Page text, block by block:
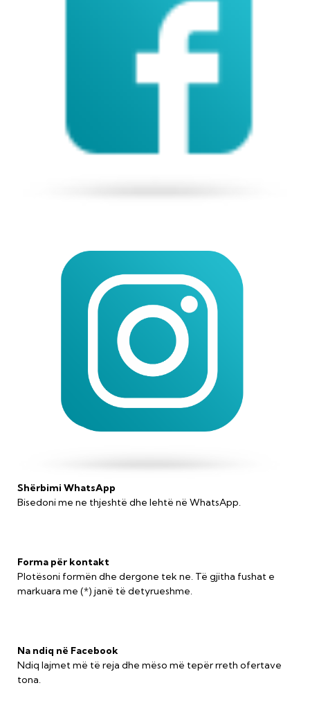
Shërbimi WhatsApp
Bisedoni me ne thjeshtë dhe lehtë në WhatsApp.
Forma për kontakt
Plotësoni formën dhe dergone tek ne. Të gjitha fushat e
markuara me (*) janë të detyrueshme.
Na ndiq në Facebook
Ndiq lajmet më të reja dhe mëso më tepër rreth ofertave
tona.